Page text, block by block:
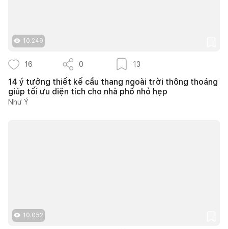
10.249
16 0 13
14 ý tưởng thiết kế cầu thang ngoài trời thông thoáng
giúp tối ưu diện tích cho nhà phố nhỏ hẹp
Như Ý
10.052